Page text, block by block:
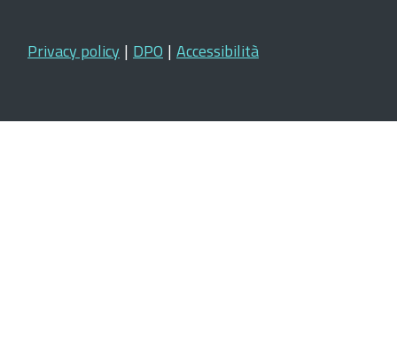
Privacy policy | DPO | Accessibilità